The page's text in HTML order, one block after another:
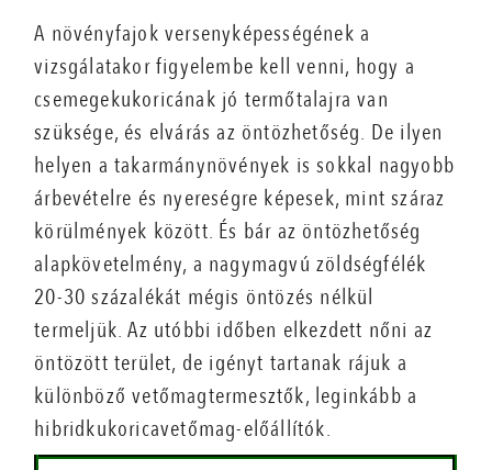
A növényfajok versenyképességének a
vizsgálatakor figyelembe kell venni, hogy a
csemegekukoricának jó termőtalajra van
szüksége, és elvárás az öntözhetőség. De ilyen
helyen a takarmánynövények is sokkal nagyobb
árbevételre és nyereségre képesek, mint száraz
körülmények között. És bár az öntözhetőség
alapkövetelmény, a nagymagvú zöldségfélék
20-30 százalékát mégis öntözés nélkül
termeljük. Az utóbbi időben elkezdett nőni az
öntözött terület, de igényt tartanak rájuk a
különböző vetőmagtermesztők, leginkább a
hibridkukoricavetőmag-előállítók.